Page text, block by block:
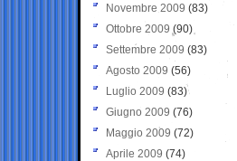
Novembre 2009 (83)
Ottobre 2009 (90)
Settembre 2009 (83)
Agosto 2009 (56)
Luglio 2009 (83)
Giugno 2009 (76)
Maggio 2009 (72)
Aprile 2009 (74)